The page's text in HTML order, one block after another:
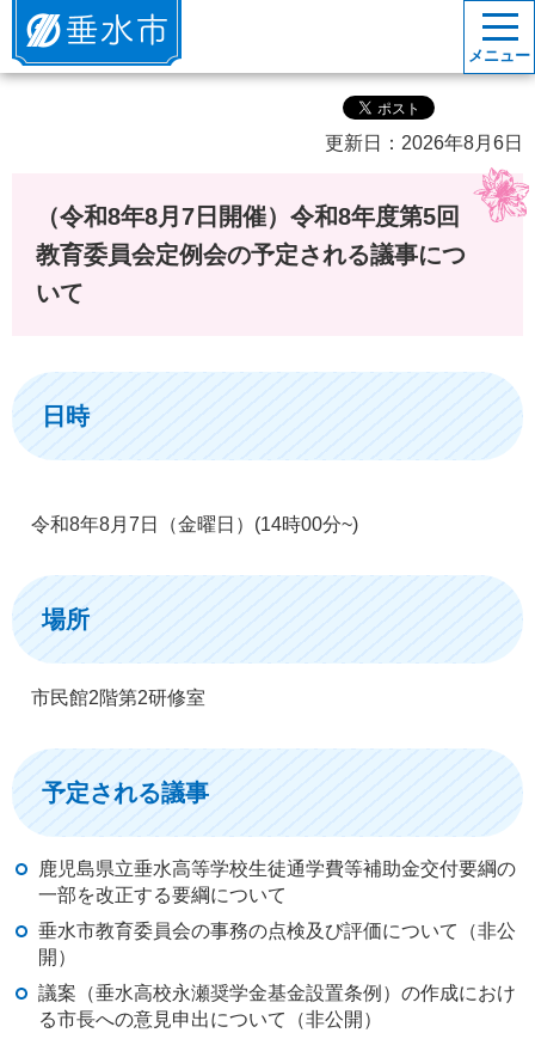
垂水市
メニュー
更新日：2026年8月6日
（令和8年8月7日開催）令和8年度第5回
教育委員会定例会の予定される議事につ
いて
日時
令和8年8月7日（金曜日）(14時00分~)
場所
市民館2階第2研修室
予定される議事
鹿児島県立垂水高等学校生徒通学費等補助金交付要綱の
一部を改正する要綱について
垂水市教育委員会の事務の点検及び評価について（非公
開）
議案（垂水高校永瀬奨学金基金設置条例）の作成におけ
る市長への意見申出について（非公開）